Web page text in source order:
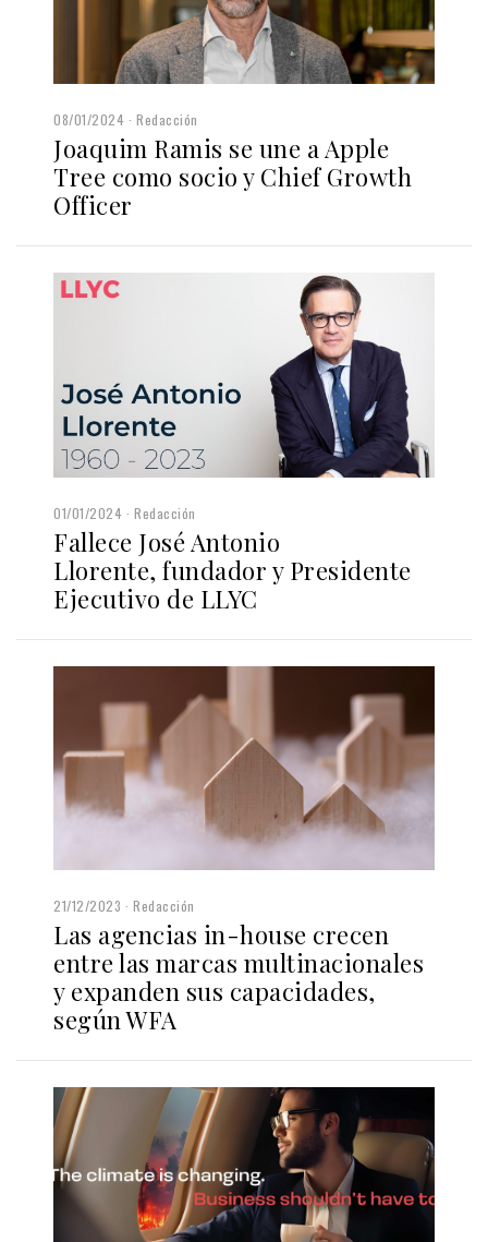
08/01/2024 Redacción
Joaquim Ramis se une a Apple
Tree como socio y Chief Growth
Officer
01/01/2024 Redacción
Fallece José Antonio
Llorente, fundador y Presidente
Ejecutivo de LLYC
21/12/2023 Redacción
Las agencias in-house crecen
entre las marcas multinacionales
y expanden sus capacidades,
según WFA